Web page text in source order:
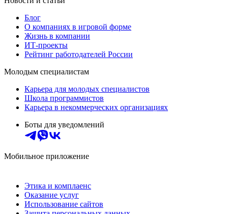
Блог
О компаниях в игровой форме
Жизнь в компании
ИТ-проекты
Рейтинг работодателей России
Молодым специалистам
Карьера для молодых специалистов
Школа программистов
Карьера в некоммерческих организациях
Боты для уведомлений
Мобильное приложение
Этика и комплаенс
Оказание услуг
Использование сайтов